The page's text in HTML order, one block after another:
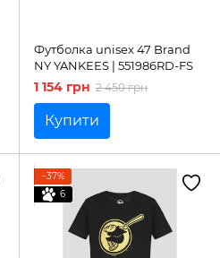
Футболка unisex 47 Brand
NY YANKEES | 551986RD-FS
1 154 грн 2 450 грн
Купити
−37%
6